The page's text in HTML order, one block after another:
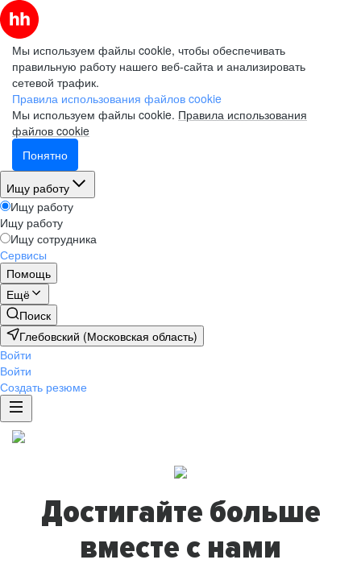
Мы используем файлы cookie, чтобы обеспечивать
правильную работу нашего веб-сайта и анализировать
сетевой трафик.
Правила использования файлов cookie
Мы используем файлы cookie. Правила использования
файлов cookie
Понятно
Ищу работу
Ищу работу
Ищу работу
Ищу сотрудника
Сервисы
Помощь
Ещё
Поиск
Глебовский (Московская область)
Войти
Войти
Создать резюме
Достигайте больше
вместе с нами